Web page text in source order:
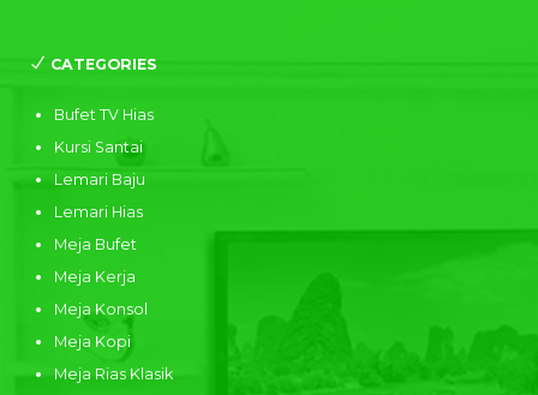
CATEGORIES
Bufet TV Hias
Kursi Santai
Lemari Baju
Lemari Hias
Meja Bufet
Meja Kerja
Meja Konsol
Meja Kopi
Meja Rias Klasik